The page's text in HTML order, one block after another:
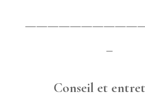
–
Conseil et